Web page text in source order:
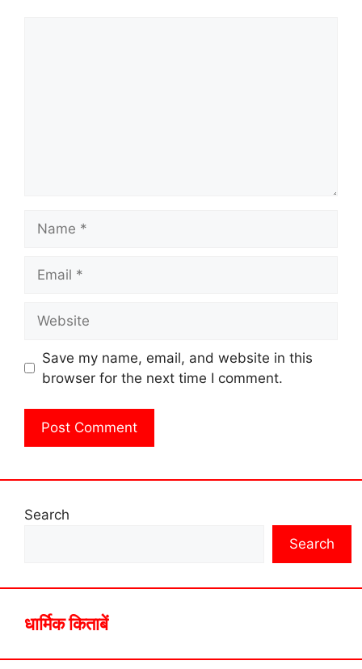
Save my name, email, and website in this
browser for the next time I comment.
Search
Search
धार्मिक किताबें